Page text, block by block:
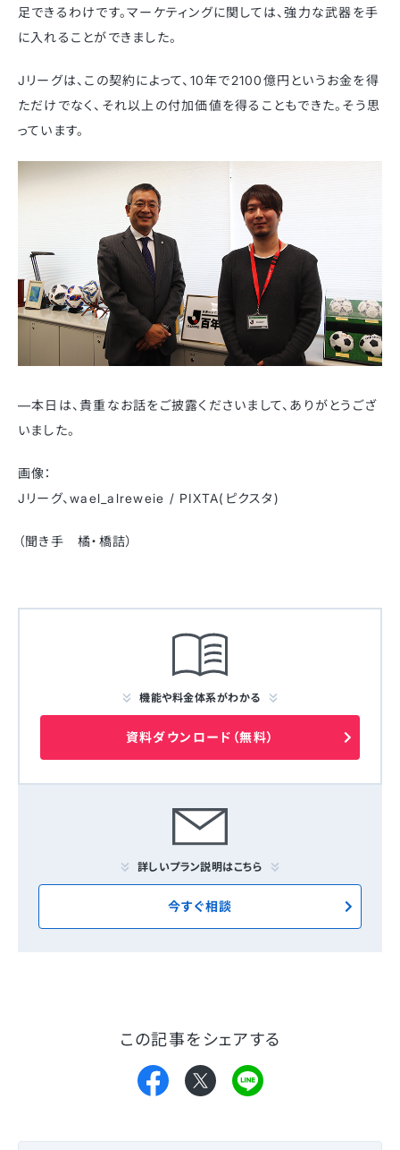
足できるわけです。マーケティングに関しては、強力な武器を手
に入れることができました。
Jリーグは、この契約によって、10年で2100億円というお金を得
ただけでなく、それ以上の付加価値を得ることもできた。そう思
っています。
—本日は、貴重なお話をご披露くださいまして、ありがとうござ
いました。
画像：
Jリーグ、wael_alreweie / PIXTA(ピクスタ)
（聞き手 橘・橋詰）
機能や料金体系がわかる
資料ダウンロード（無料）
詳しいプラン説明はこちら
今すぐ相談
この記事をシェアする